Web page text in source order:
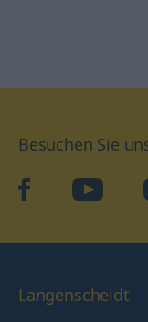
Besuchen Sie
facebookYouTube
Langenscheidt